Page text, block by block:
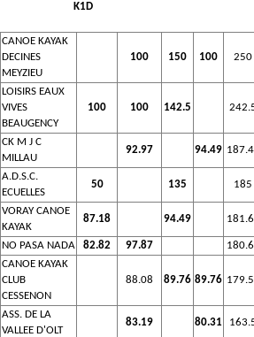
K1D
CANOE KAYAK
DECINES
MEYZIEU
100 150 100 250
LOISIRS EAUX
VIVES
BEAUGENCY
100 100 142.5
CK M J C
MILLAU
92.97 94.49
A.D.S.C.
ECUELLES
50 135 185
VORAY CANOE
KAYAK
87.18 94.49
NO PASA NADA 82.82 97.87
CANOE KAYAK
CLUB
CESSENON
88.08 89.76 89.76
ASS. DE LA
VALLEE D'OLT
83.19 80.31